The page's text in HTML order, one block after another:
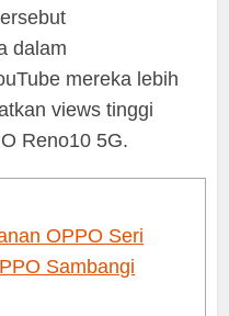
dalam
mereka lebih
views tinggi
Reno10 5G.
OPPO Seri
Sambangi